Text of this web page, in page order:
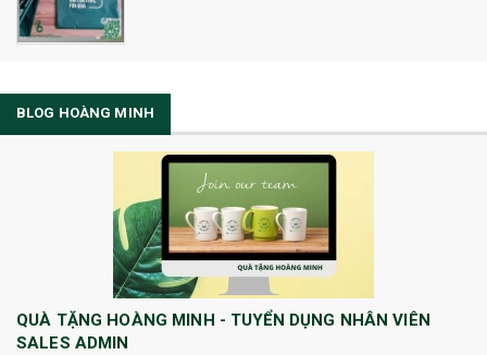
BLOG HOÀNG MINH
QUÀ TẶNG HOÀNG MINH - TUYỂN DỤNG NHÂN VIÊN
SALES ADMIN